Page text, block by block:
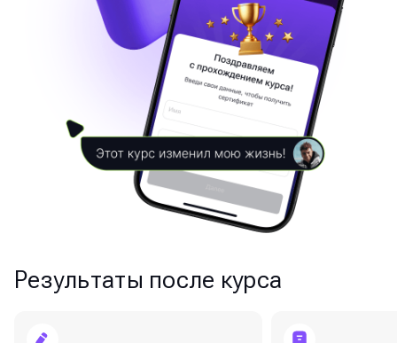
Результаты после курса